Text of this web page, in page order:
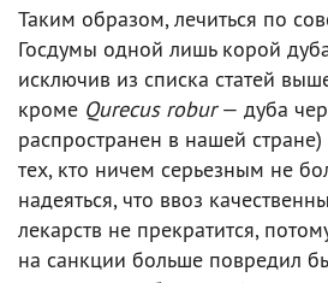
Таким образом, лечиться по
Госдумы одной лишь корой
исключив из списка статей
кроме Qurecus robur— дуба
распространен в нашей стране)
тех, кто ничем серьезным не
надеяться, что ввоз
лекарств не прекратится,
на санкции больше повредил